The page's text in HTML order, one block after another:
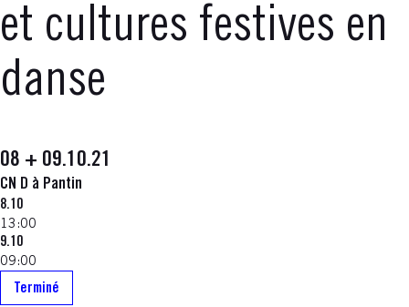
et cultures festives en
danse
08 + 09.10.21
CN D à Pantin
8.10
13:00
9.10
09:00
Terminé